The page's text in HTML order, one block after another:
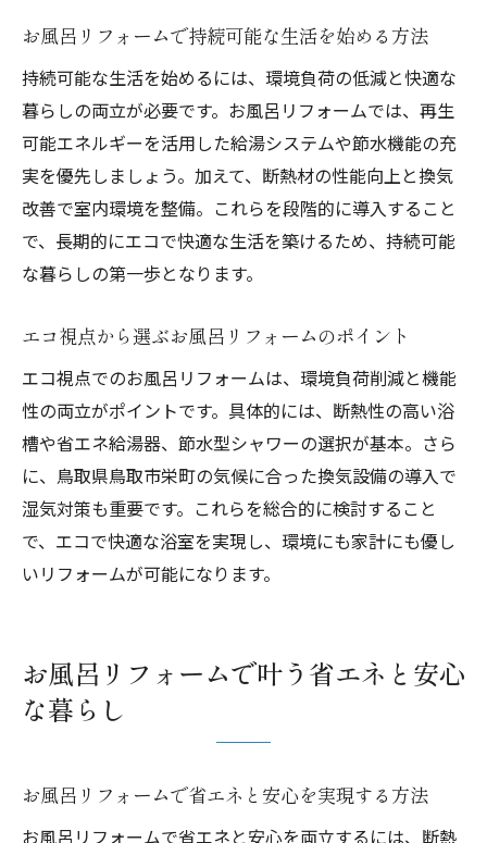
お風呂リフォームで清潔な空間を保つポイ
ント
湿気に強いお風呂リフォームの素材と設計
バリアフリー対応のお風呂リフォーム術
お風呂リフォームで叶えるバリアフリー設
計
安全に配慮したお風呂リフォームの工夫
高齢者も安心なバリアフリーお風呂リフォ
手すり設置で安心なお風呂リフォーム術
バリアフリー重視のお風呂リフォームの選
択肢
快適な入浴を実現するお風呂リフォーム提
案
地域文化と調和する浴室リフォームの考え方
お風呂リフォームで地域文化を感じる浴室
づくり
地域の暮らしに寄り添うお風呂リフォーム
案
方法
地域文化を反映したお風呂リフォームの工
お風呂リフォームで持続可能な生活を始める方法
持続可能な生活を始めるには、環境負荷の低減と快適な
暮らしの両立が必要です。お風呂リフォームでは、再生
可能エネルギーを活用した給湯システムや節水機能の充
実を優先しましょう。加えて、断熱材の性能向上と換気
改善で室内環境を整備。これらを段階的に導入すること
で、長期的にエコで快適な生活を築けるため、持続可能
な暮らしの第一歩となります。
エコ視点から選ぶお風呂リフォームのポイント
エコ視点でのお風呂リフォームは、環境負荷削減と機能
性の両立がポイントです。具体的には、断熱性の高い浴
槽や省エネ給湯器、節水型シャワーの選択が基本。さら
に、鳥取県鳥取市栄町の気候に合った換気設備の導入で
湿気対策も重要です。これらを総合的に検討すること
で、エコで快適な浴室を実現し、環境にも家計にも優し
いリフォームが可能になります。
お風呂リフォームで叶う省エネと安心
な暮らし
お風呂リフォームで省エネと安心を実現する方法
お風呂リフォームで省エネと安心を両立するには、断熱